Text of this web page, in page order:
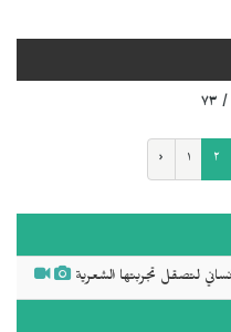
‹ ١ ٢
لتصقل تجربتها الشعرية